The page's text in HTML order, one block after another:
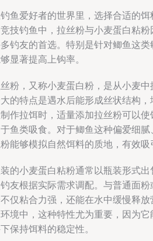
鱼爱好者的世界里，选择合适的
技钓鱼中，拉丝粉与小麦蛋白粘
钓友的首选。特别是针对鲫鱼这
显著提高上钩率。
粉，又称小麦蛋白粉，是从小麦
的特点是遇水后能形成丝状结构
作拉饵时，适量添加拉丝粉可以
鱼类吸食。对于鲫鱼这种偏爱细
能够模拟自然饵料的质地，有效吸
的小麦蛋白粘粉通常以瓶装形式
友根据实际需求调配。与普通面
仅粘合力强，还能在水中缓慢释
境中，这种特性尤为重要，因为
保持饵料的稳定性。